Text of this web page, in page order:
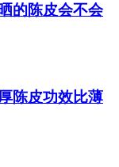
的陈皮会不会
陈皮功效比薄